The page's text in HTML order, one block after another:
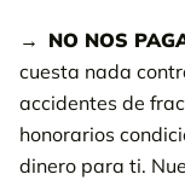
NO NOS
cuesta nada
accidentes de
honorarios
dinero para ti.